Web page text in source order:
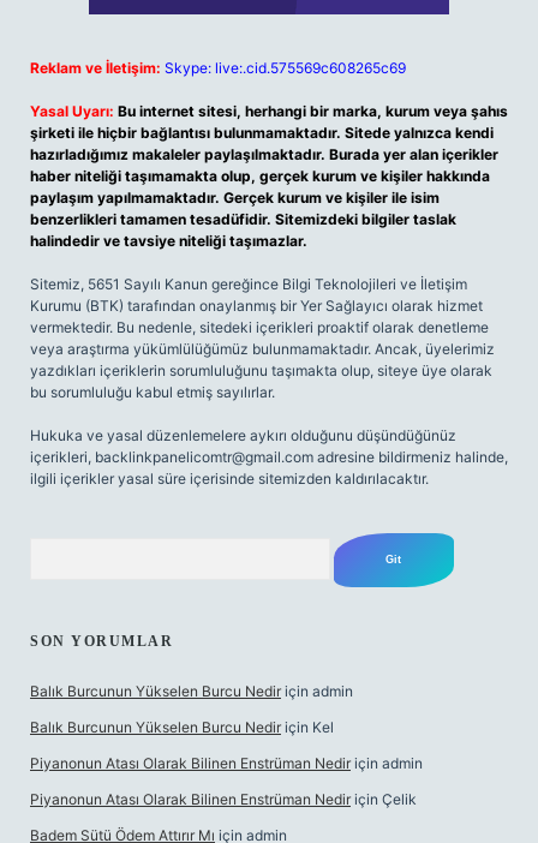
Reklam ve İletişim: Skype: live:.cid.575569c608265c69
Yasal Uyarı: Bu internet sitesi, herhangi bir marka, kurum veya şahıs
şirketi ile hiçbir bağlantısı bulunmamaktadır. Sitede yalnızca kendi
hazırladığımız makaleler paylaşılmaktadır. Burada yer alan içerikler
haber niteliği taşımamakta olup, gerçek kurum ve kişiler hakkında
paylaşım yapılmamaktadır. Gerçek kurum ve kişiler ile isim
benzerlikleri tamamen tesadüfidir. Sitemizdeki bilgiler taslak
halindedir ve tavsiye niteliği taşımazlar.
Sitemiz, 5651 Sayılı Kanun gereğince Bilgi Teknolojileri ve İletişim
Kurumu (BTK) tarafından onaylanmış bir Yer Sağlayıcı olarak hizmet
vermektedir. Bu nedenle, sitedeki içerikleri proaktif olarak denetleme
veya araştırma yükümlülüğümüz bulunmamaktadır. Ancak, üyelerimiz
yazdıkları içeriklerin sorumluluğunu taşımakta olup, siteye üye olarak
bu sorumluluğu kabul etmiş sayılırlar.
Hukuka ve yasal düzenlemelere aykırı olduğunu düşündüğünüz
içerikleri, backlinkpanelicomtr@gmail.com adresine bildirmeniz halinde,
ilgili içerikler yasal süre içerisinde sitemizden kaldırılacaktır.
SON YORUMLAR
Balık Burcunun Yükselen Burcu Nedir için admin
Balık Burcunun Yükselen Burcu Nedir için Kel
Piyanonun Atası Olarak Bilinen Enstrüman Nedir için admin
Piyanonun Atası Olarak Bilinen Enstrüman Nedir için Çelik
Badem Sütü Ödem Attırır Mı için admin